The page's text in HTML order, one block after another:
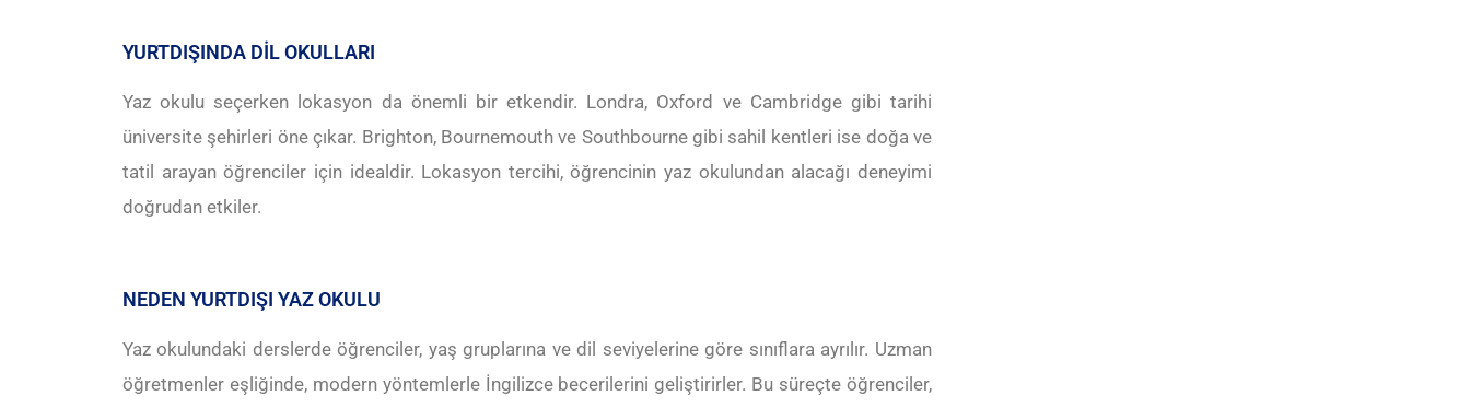
YURTDIŞINDA DİL OKULLARI
Yaz okulu seçerken lokasyon da önemli bir etkendir. Londra, Oxford ve Cambridge gibi tarihi
üniversite şehirleri öne çıkar. Brighton, Bournemouth ve Southbourne gibi sahil kentleri ise doğa ve
tatil arayan öğrenciler için idealdir. Lokasyon tercihi, öğrencinin yaz okulundan alacağı deneyimi
doğrudan etkiler.
NEDEN YURTDIŞI YAZ OKULU
Yaz okulundaki derslerde öğrenciler, yaş gruplarına ve dil seviyelerine göre sınıflara ayrılır. Uzman
öğretmenler eşliğinde, modern yöntemlerle İngilizce becerilerini geliştirirler. Bu süreçte öğrenciler,